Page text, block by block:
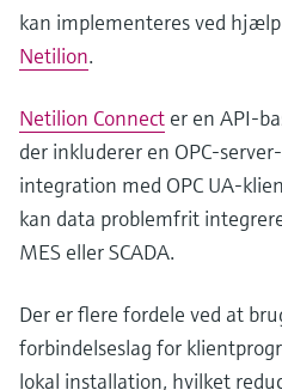
kan implementeres ved
Netilion.
Netilion Connect er en API-
der inkluderer en OPC-
integration med OPC UA-
kan data problemfrit
MES eller SCADA.
Der er flere fordele ved at
forbindelseslag for
lokal installation, hvilket